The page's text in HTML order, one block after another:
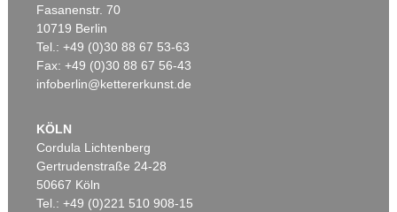
Auktion 530 - Lot 81
EMIL NOLDE
Rittersporn und Silberpappeln , 1929
Ergebnis:€ 1.165.000
Fasanenstr. 70
10719 Berlin
Tel.: +49 (0)30 88 67 53-63
Fax: +49 (0)30 88 67 56-43
infoberlin@kettererkunst.de
KÖLN
Cordula Lichtenberg
Gertrudenstraße 24-28
50667 Köln
Tel.: +49 (0)221 510 908-15